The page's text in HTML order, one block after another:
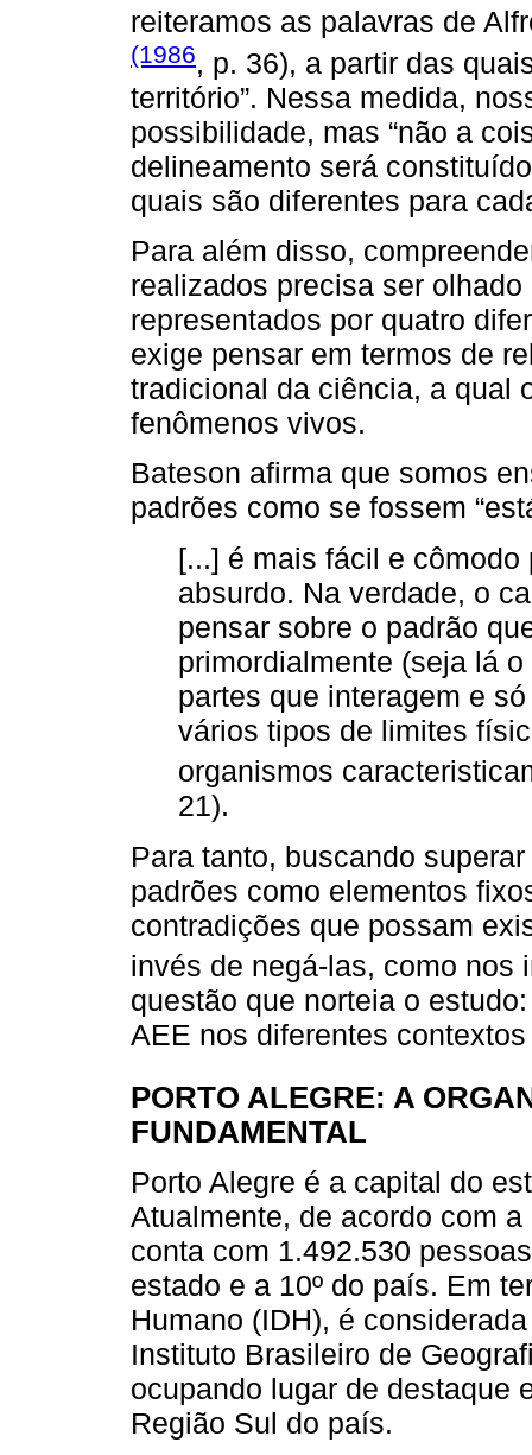
reiteramos as palavras de
(1986, p. 36), a partir das
território”. Nessa medida,
possibilidade, mas “não a
delineamento será
quais são diferentes para
Para além disso,
realizados precisa ser
representados por quatro
exige pensar em termos de
tradicional da ciência, a qual
fenômenos vivos.
Bateson afirma que somos
padrões como se fossem
[...] é mais fácil e
absurdo. Na verdade, o
pensar sobre o padrão
primordialmente (seja lá
partes que interagem e
vários tipos de limites
organismos
21).
Para tanto, buscando
padrões como elementos
contradições que possam
invés de negá-las, como nos
questão que norteia o
AEE nos diferentes
PORTO ALEGRE: A
FUNDAMENTAL
Porto Alegre é a capital do
Atualmente, de acordo com
conta com 1.492.530
estado e a 10º do país. Em
Humano (IDH), é
Instituto Brasileiro de
ocupando lugar de destaque
Região Sul do país.